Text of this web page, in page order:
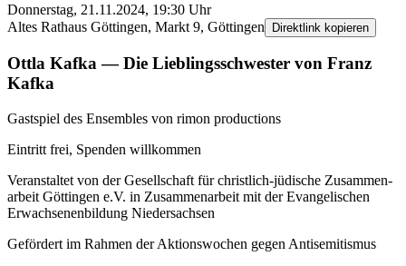
Donnerstag, 21.11.2024, 19:30 Uhr
Altes Rathaus Göttingen, Markt 9, Göttingen
Direktlink kopieren
Ottla Kafka — Die Lieblings­schwester von Franz
Kafka
Gast­spiel des Ensembles von rimon productions
Eintritt frei, Spenden willkommen
Veranstaltet von der Gesellschaft für christlich-jüdische Zusammen­
arbeit Göttingen e.V. in Zusammen­arbeit mit der Evange­lischen
Erwachsenen­bildung Nieder­sachsen
Gefördert im Rahmen der Aktions­wochen gegen Anti­semitismus